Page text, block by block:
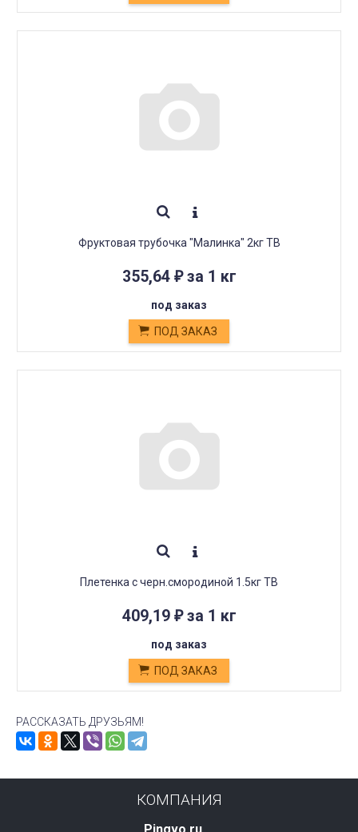
Фруктовая трубочка "Малинка" 2кг ТВ
355,64 ₽за 1 кг
под заказ
ПОД ЗАКАЗ
Плетенка с черн.смородиной 1.5кг ТВ
409,19 ₽за 1 кг
под заказ
ПОД ЗАКАЗ
РАССКАЗАТЬ ДРУЗЬЯМ!
КОМПАНИЯ